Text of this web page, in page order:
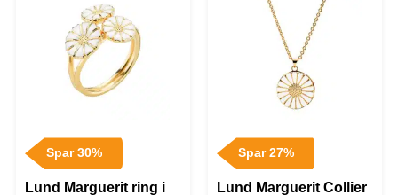
Spar 30%
Lund Marguerit ring i
Spar 27%
Lund Marguerit Collier